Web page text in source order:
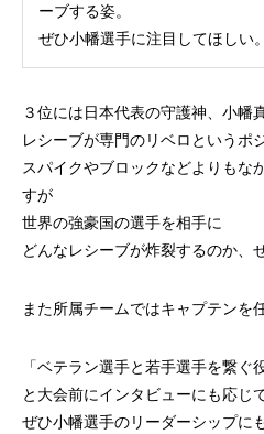
ーブする姿。
ぜひ小幡選手に注目してほしい。
３位には日本代表の守護神、小幡
レシーブが専門のリベロというポ
スパイクやブロックなどよりもな
すが
世界の強豪国の選手を相手に
どんなレシーブが炸裂するのか、
また所属チームではキャプテンを
「ベテラン選手と若手選手を繋ぐ
と大会前にインタビューにも応じ
ぜひ小幡選手のリーダーシップに